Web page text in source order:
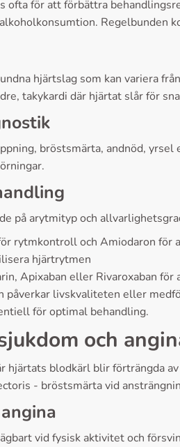
ofta för att förbättra
Regelbunden
hjärtslag som kan variera
takykardi där hjärtat slår för
bröstsmärta, andnöd,
på arytmityp och
rytmkontroll och Amiodaron för
hjärtrytmen
Apixaban eller Rivaroxaban
påverkar livskvaliteten eller
för optimal behandling.
och
hjärtats blodkärl blir förträngda
- bröstsmärta vid
vid fysisk aktivitet och